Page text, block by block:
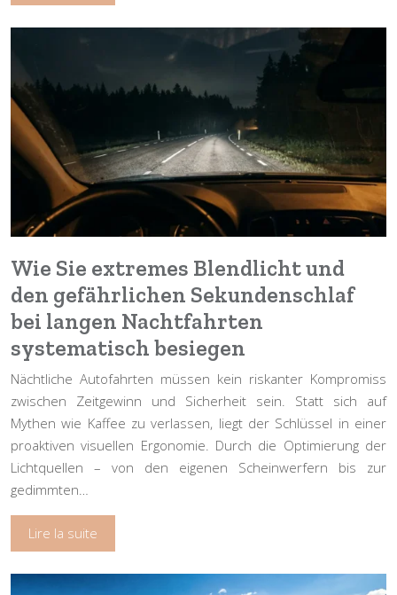
Wie Sie extremes Blendlicht und
den gefährlichen Sekundenschlaf
bei langen Nachtfahrten
systematisch besiegen
Nächtliche Autofahrten müssen kein riskanter Kompromiss
zwischen Zeitgewinn und Sicherheit sein. Statt sich auf
Mythen wie Kaffee zu verlassen, liegt der Schlüssel in einer
proaktiven visuellen Ergonomie. Durch die Optimierung der
Lichtquellen – von den eigenen Scheinwerfern bis zur
gedimmten…
Lire la suite